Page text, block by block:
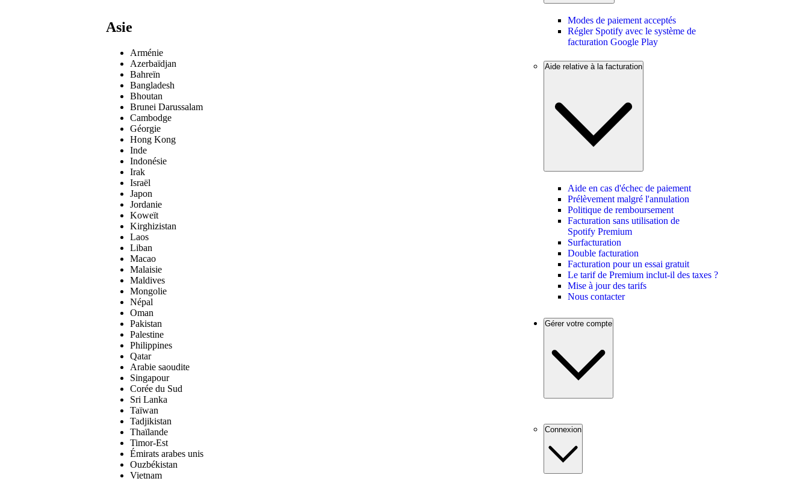
Asie
Arménie
Azerbaïdjan
Bahreïn
Bangladesh
Bhoutan
Brunei Darussalam
Cambodge
Géorgie
Hong Kong
Inde
Indonésie
Irak
Israël
Japon
Jordanie
Koweït
Kirghizistan
Laos
Liban
Macao
Malaisie
Maldives
Mongolie
Népal
Oman
Pakistan
Palestine
Philippines
Qatar
Arabie saoudite
Singapour
Corée du Sud
Sri Lanka
Taïwan
Tadjikistan
Thaïlande
Timor-Est
Émirats arabes unis
Ouzbékistan
Vietnam
Modes de paiement acceptés
Régler Spotify avec le système de
facturation Google Play
Aide relative à la facturation
Aide en cas d'échec de paiement
Prélèvement malgré l'annulation
Politique de remboursement
Facturation sans utilisation de
Spotify Premium
Surfacturation
Double facturation
Facturation pour un essai gratuit
Le tarif de Premium inclut-il des taxes ?
Mise à jour des tarifs
Nous contacter
Gérer votre compte
Connexion